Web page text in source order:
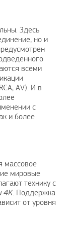
Здесь
но и
всеми
AV). И в
с
и более
массовое
мировые
технику с
4K. Поддержка
от уровня